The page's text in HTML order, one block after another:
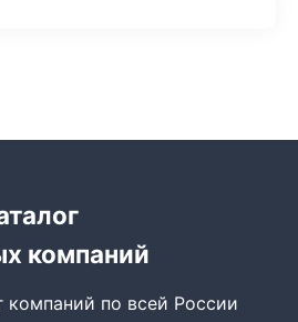
компаний
компаний по всей России